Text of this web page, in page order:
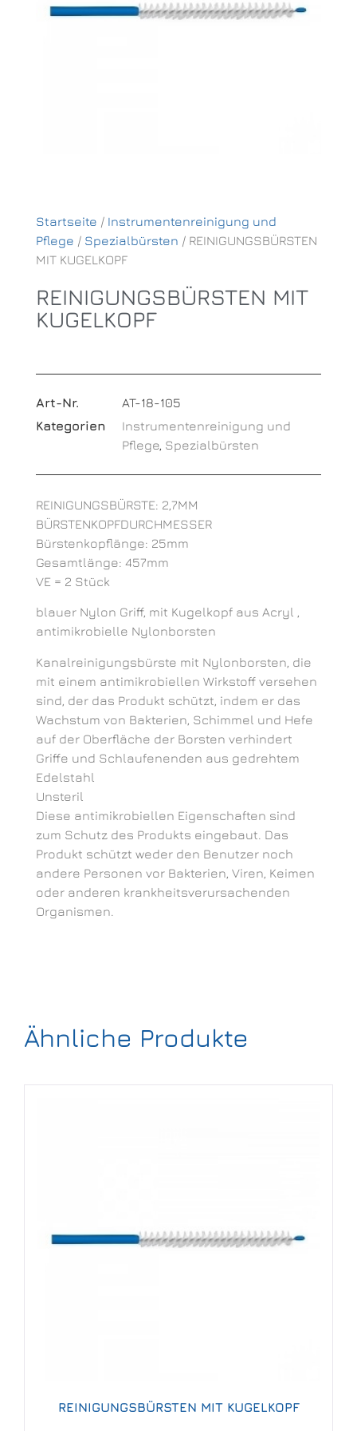
Startseite / Instrumentenreinigung und
Pflege / Spezialbürsten / REINIGUNGSBÜRSTEN
MIT KUGELKOPF
REINIGUNGSBÜRSTEN MIT
KUGELKOPF
Art-Nr.
AT-18-105
Kategorien
Instrumentenreinigung und
Pflege, Spezialbürsten
REINIGUNGSBÜRSTE: 2,7MM
BÜRSTENKOPFDURCHMESSER
Bürstenkopflänge: 25mm
Gesamtlänge: 457mm
VE = 2 Stück
blauer Nylon Griff, mit Kugelkopf aus Acryl ,
antimikrobielle Nylonborsten
Kanalreinigungsbürste mit Nylonborsten, die
mit einem antimikrobiellen Wirkstoff versehen
sind, der das Produkt schützt, indem er das
Wachstum von Bakterien, Schimmel und Hefe
auf der Oberfläche der Borsten verhindert
Griffe und Schlaufenenden aus gedrehtem
Edelstahl
Unsteril
Diese antimikrobiellen Eigenschaften sind
zum Schutz des Produkts eingebaut. Das
Produkt schützt weder den Benutzer noch
andere Personen vor Bakterien, Viren, Keimen
oder anderen krankheitsverursachenden
Organismen.
Ähnliche Produkte
REINIGUNGSBÜRSTEN MIT KUGELKOPF